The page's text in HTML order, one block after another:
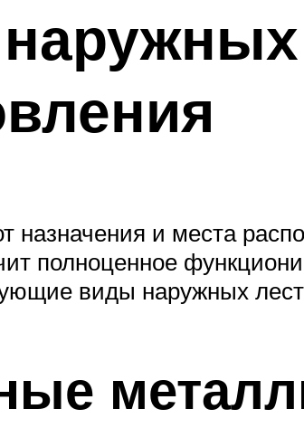
назначения и места
полноценное
виды наружных